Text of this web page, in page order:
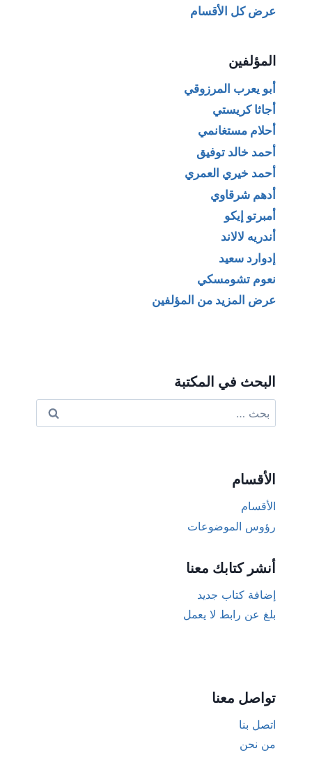
عرض كل الأقسام
المؤلفين
أبو يعرب المرزوقي
أجاثا كريستي
أحلام مستغانمي
أحمد خالد توفيق
أحمد خيري العمري
أدهم شرقاوي
أمبرتو إيكو
أندريه لالاند
إدوارد سعيد
نعوم تشومسكي
عرض المزيد من المؤلفين
البحث في المكتبة
عن:
الأقسام
الأقسام
رؤوس الموضوعات
أنشر كتابك معنا
إضافة كتاب جديد
بلغ عن رابط لا يعمل
تواصل معنا
اتصل بنا
من نحن